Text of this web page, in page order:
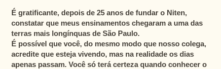
É gratificante, depois de 25 anos de fundar o Niten,
constatar que meus ensinamentos chegaram a uma das
terras mais longínquas de São Paulo.
É possível que você, do mesmo modo que nosso colega,
acredite que esteja vivendo, mas na realidade os dias
apenas passam. Você só terá certeza quando conhecer o